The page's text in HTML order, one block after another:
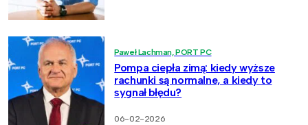
Paweł Lachman, PORT PC
Pompa ciepła zimą: kiedy wyższe
rachunki są normalne, a kiedy to
sygnał błędu?
06-02-2026